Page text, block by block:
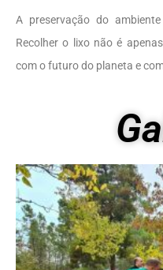
A preservação do
Recolher o lixo não é
com o futuro do planeta e